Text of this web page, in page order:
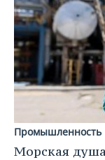
Промышленность
Морская